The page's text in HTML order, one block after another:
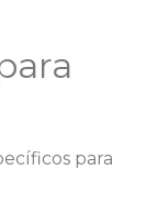
para